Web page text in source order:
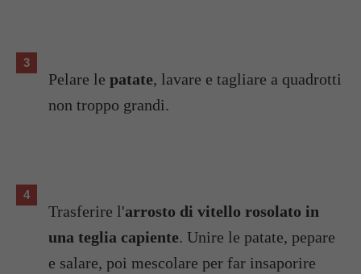
Pelare le patate, lavare e tagliare a quadrotti
non troppo grandi.
Trasferire l'arrosto di vitello rosolato in
una teglia capiente. Unire le patate, pepare
e salare, poi mescolare per far insaporire